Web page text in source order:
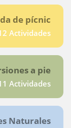
de pícnic
Actividades
a pie
Actividades
Naturales